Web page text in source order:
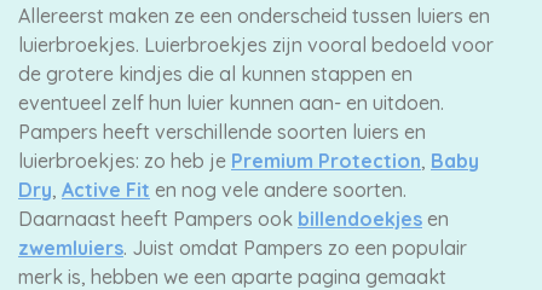
Allereerst maken ze een onderscheid tussen luiers en
luierbroekjes. Luierbroekjes zijn vooral bedoeld voor
de grotere kindjes die al kunnen stappen en
eventueel zelf hun luier kunnen aan- en uitdoen.
Pampers heeft verschillende soorten luiers en
luierbroekjes: zo heb je Premium Protection Baby
Dry Active Fit en nog vele andere soorten.
Daarnaast heeft Pampers ook billendoekjes en
zwemluiers. Juist omdat Pampers zo een populair
merk is, hebben we een aparte pagina gemaakt